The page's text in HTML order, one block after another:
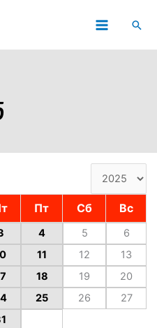
Пт Сб Вс
4 5
6
11 12
13
18 19
20
25 26
27